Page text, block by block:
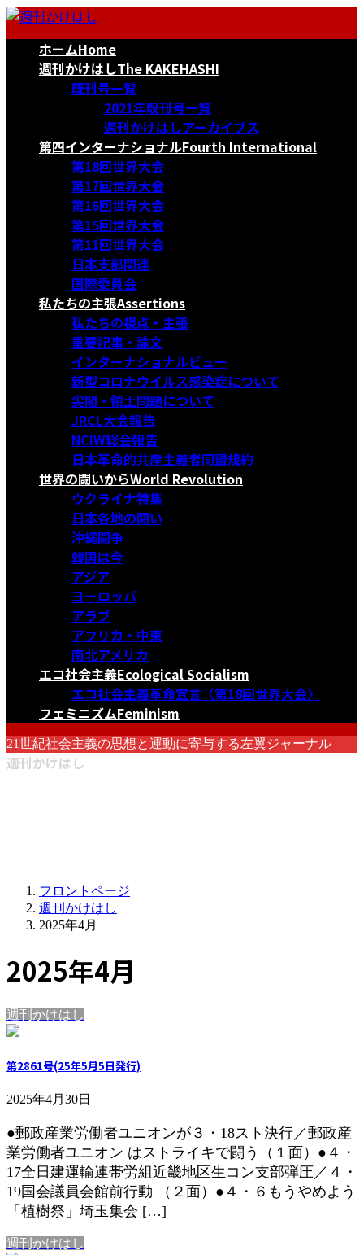
コ
ナ
ホームHome
週刊かけはしThe KAKEHASHI
既刊号一覧
2021年既刊号一覧
週刊かけはしアーカイブス
第四インターナショナルFourth International
第18回世界大会
第17回世界大会
第16回世界大会
第15回世界大会
第11回世界大会
日本支部関連
国際委員会
私たちの主張Assertions
私たちの視点・主張
重要記事・論文
インターナショナルビュー
新型コロナウイルス感染症について
尖閣・領土問題について
JRCL大会報告
NCIW総会報告
日本革命的共産主義者同盟規約
世界の闘いからWorld Revolution
ウクライナ特集
日本各地の闘い
沖縄闘争
韓国は今
アジア
ヨーロッパ
アラブ
アフリカ・中東
南北アメリカ
エコ社会主義Ecological Socialism
エコ社会主義革命宣言〈第18回世界大会〉
フェミニズムFeminism
21世紀社会主義の思想と運動に寄与する左翼ジャーナル
週刊かけはし
フロントページ
週刊かけはし
2025年4月
2025年4月
週刊かけはし
第2861号(25年5月5日発行)
2025年4月30日
●郵政産業労働者ユニオンが３・18スト決行／郵政産
業労働者ユニオン はストライキで闘う（１面）●４・
17全日建運輸連帯労組近畿地区生コン支部弾圧／４・
19国会議員会館前行動 （２面）●４・６もうやめよう
「植樹祭」埼玉集会 […]
週刊かけはし